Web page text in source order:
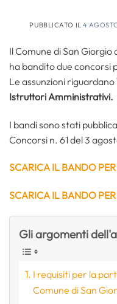
PUBBLICATO IL4
Il Comune di San
ha bandito due concorsi
Le assunzioni riguardano
Istruttori Amministrativi.
I bandi sono stati
Concorsi n. 61 del 3
SCARICA IL BANDO
SCARICA IL BANDO
Gli argomenti
I requisiti per la
Comune di San